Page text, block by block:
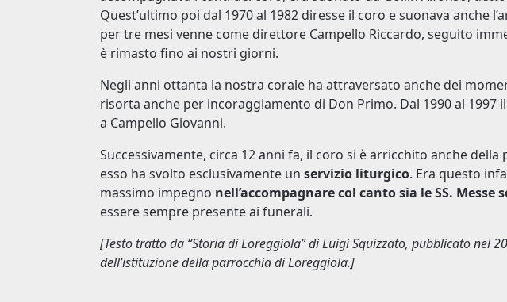
Quest’ultimo poi dal 1970 al 1982 diresse il coro e suonava anche
per tre mesi venne come direttore Campello Riccardo, seguito
è rimasto fino ai nostri giorni.
Negli anni ottanta la nostra corale ha attraversato anche dei
risorta anche per incoraggiamento di Don Primo. Dal 1990 al 1997
a Campello Giovanni.
Successivamente, circa 12 anni fa, il coro si è arricchito anche
esso ha svolto esclusivamente un servizio liturgico. Era questo
massimo impegno nell’accompagnare col canto sia le SS.
essere sempre presente ai funerali.
[Testo tratto da “Storia di Loreggiola” di Luigi Squizzato, pubblicato nel
dell’istituzione della parrocchia di Loreggiola.]